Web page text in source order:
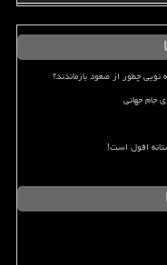
جام جهانی
افول است!